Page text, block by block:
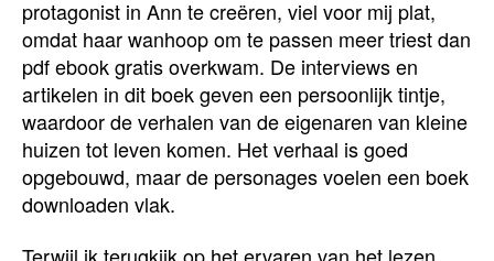
protagonist in Ann te creëren, viel voor mij plat,
omdat haar wanhoop om te passen meer triest dan
pdf ebook gratis overkwam. De interviews en
artikelen in dit boek geven een persoonlijk tintje,
waardoor de verhalen van de eigenaren van kleine
huizen tot leven komen. Het verhaal is goed
opgebouwd, maar de personages voelen een boek
downloaden vlak.